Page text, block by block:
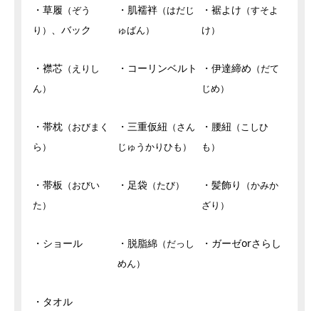
・草履 （ぞう
り） 、バック
・肌襦袢（はだじ
ゅばん）
・裾よけ （すそよ
け）
・襟芯（えりし
ん）
・コーリンベルト ・伊達締め （だて
じめ）
・帯枕（おびまく
ら）
・三重仮紐 （さん
じゅうかりひも）
・腰紐 （こしひ
も）
・帯板 （おびい
た）
・足袋（たび） ・髪飾り
（かみか
ざり）
・ショール ・脱脂綿（だっし
めん）
・ガーゼorさらし
・タオル